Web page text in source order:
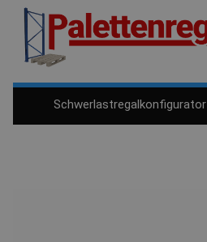
Schwerlastregalkonfigurator